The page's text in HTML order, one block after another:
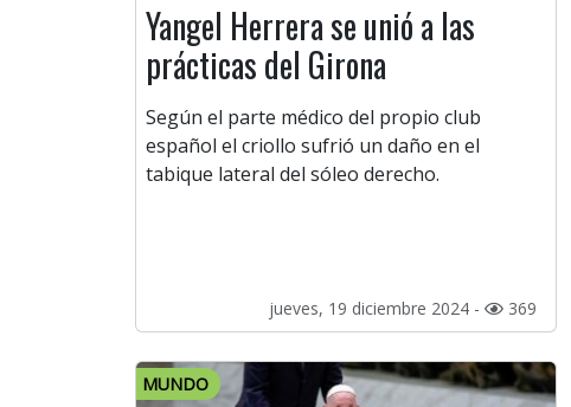
Yangel Herrera se unió a las
prácticas del Girona
Según el parte médico del propio club
español el criollo sufrió un daño en el
tabique lateral del sóleo derecho.
jueves, 19 diciembre 2024 - 369
MUNDO